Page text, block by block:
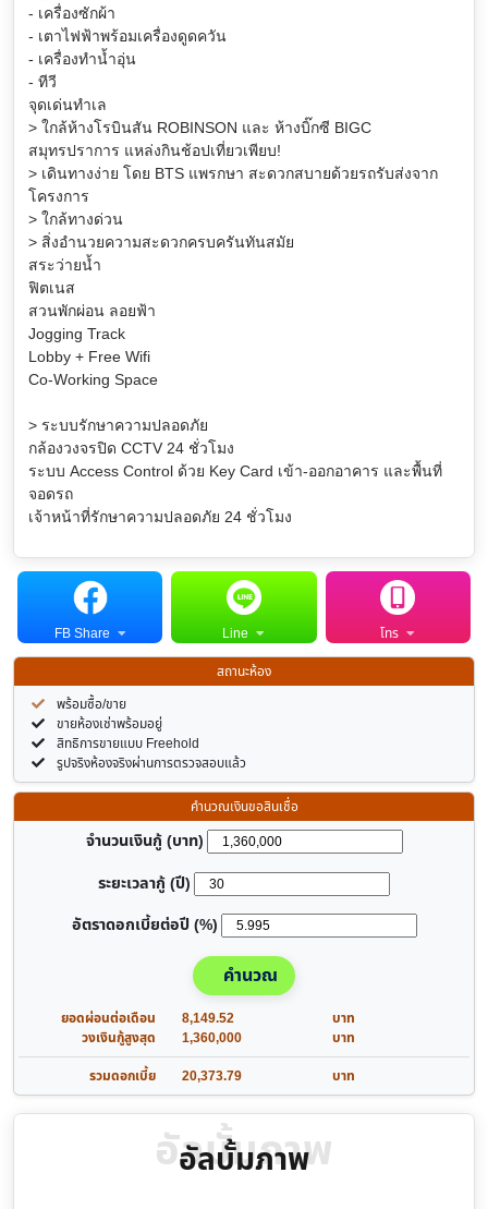
- เครื่องซักผ้า
- เตาไฟฟ้าพร้อมเครื่องดูดควัน
- เครื่องทำน้ำอุ่น
- ทีวี
จุดเด่นทำเล
> ใกล้ห้างโรบินสัน ROBINSON และ ห้างบิ๊กซี BIGC
สมุทรปราการ แหล่งกินช้อปเที่ยวเพียบ!
> เดินทางง่าย โดย BTS แพรกษา สะดวกสบายด้วยรถรับส่งจาก
โครงการ
> ใกล้ทางด่วน
> สิ่งอำนวยความสะดวกครบครันทันสมัย
สระว่ายน้ำ
ฟิตเนส
สวนพักผ่อน ลอยฟ้า
Jogging Track
Lobby + Free Wifi
Co-Working Space
> ระบบรักษาความปลอดภัย
กล้องวงจรปิด CCTV 24 ชั่วโมง
ระบบ Access Control ด้วย Key Card เข้า-ออกอาคาร และพื้นที่
จอดรถ
เจ้าหน้าที่รักษาความปลอดภัย 24 ชั่วโมง
FB Share Line
โทร
สถานะห้อง
พร้อมซื้อ/ขาย
ขายห้องเช่าพร้อมอยู่
สิทธิการขายแบบ Freehold
รูปจริงห้องจริงผ่านการตรวจสอบแล้ว
คำนวณเงินขอสินเชื่อ
จำนวนเงินกู้ (บาท)
ระยะเวลากู้ (ปี)
อัตราดอกเบี้ยต่อปี (%)
คำนวณ
ยอดผ่อนต่อเดือน 8,149.52
บาท
วงเงินกู้สูงสุด
1,360,000
บาท
รวมดอกเบี้ย
20,373.79 บาท
อัลบั้มภาพ
อัลบั้มภาพ